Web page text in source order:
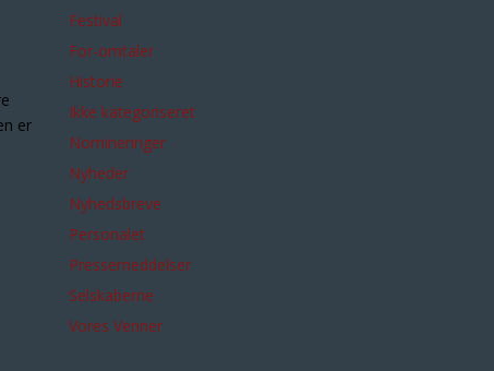
er
Festival
For-omtaler
Historie
Ikke kategoriseret
Nomineringer
Nyheder
Nyhedsbreve
Personalet
Pressemeddelser
Selskaberne
Vores Venner